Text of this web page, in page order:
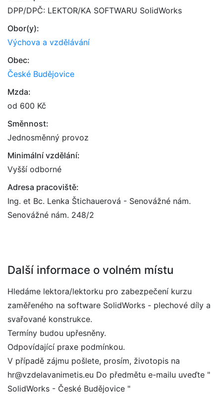
DPP/DPČ: LEKTOR/KA SOFTWARU SolidWorks
Obor(y):
Výchova a vzdělávání
Obec:
České Budějovice
Mzda:
od 600 Kč
Směnnost:
Jednosměnný provoz
Minimální vzdělání:
Vyšší odborné
Adresa pracoviště:
Ing. et Bc. Lenka Štichauerová - Senovážné nám.
Senovážné nám. 248/2
Další informace o volném místu
Hledáme lektora/lektorku pro zabezpečení kurzu
zaměřeného na software SolidWorks - plechové díly a
svařované konstrukce.
Termíny budou upřesněny.
Odpovídající praxe podmínkou.
V případě zájmu pošlete, prosím, životopis na
hr@vzdelavanimetis.eu Do předmětu e-mailu uveďte "
SolidWorks - České Budějovice "